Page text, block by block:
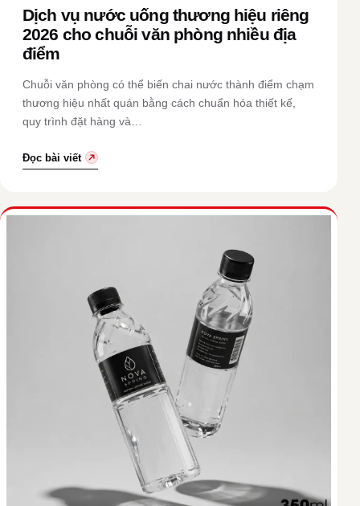
Dịch vụ nước uống thương hiệu riêng
2026 cho chuỗi văn phòng nhiều địa
điểm
Chuỗi văn phòng có thể biến chai nước thành điểm chạm
thương hiệu nhất quán bằng cách chuẩn hóa thiết kế,
quy trình đặt hàng và…
Đọc bài viết